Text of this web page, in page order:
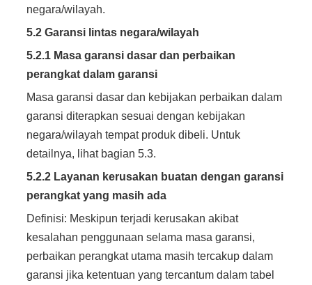
negara/wilayah.
5.2 Garansi lintas negara/wilayah
5.2.1 Masa garansi dasar dan perbaikan
perangkat dalam garansi
Masa garansi dasar dan kebijakan perbaikan dalam
garansi diterapkan sesuai dengan kebijakan
negara/wilayah tempat produk dibeli. Untuk
detailnya, lihat bagian 5.3.
5.2.2 Layanan kerusakan buatan dengan garansi
perangkat yang masih ada
Definisi: Meskipun terjadi kerusakan akibat
kesalahan penggunaan selama masa garansi,
perbaikan perangkat utama masih tercakup dalam
garansi jika ketentuan yang tercantum dalam tabel